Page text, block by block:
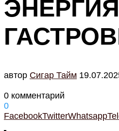
автор Cигар Тайм
0 комментарий
0
FacebookTwitterWhatsapp